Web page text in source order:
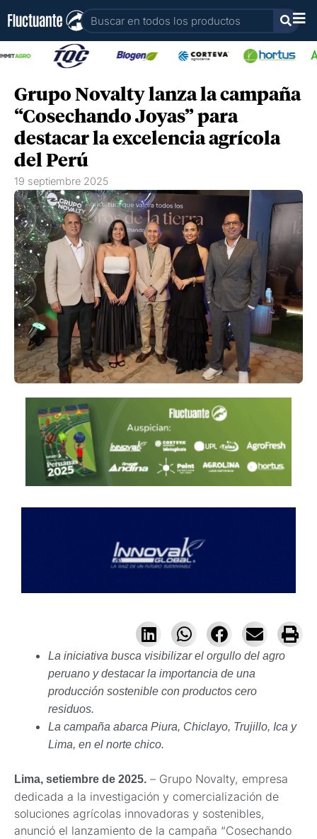
contenido
Buscar
Grupo Novalty lanza la campaña
“Cosechando Joyas” para
destacar la excelencia agrícola
del Perú
19 septiembre 2025
La iniciativa busca visibilizar el orgullo del agro
peruano y destacar la importancia de una
producción sostenible con productos cero
residuos.
La campaña abarca Piura, Chiclayo, Trujillo, Ica y
Lima, en el norte chico.
Lima, setiembre de 2025. – Grupo Novalty, empresa
dedicada a la investigación y comercialización de
soluciones agrícolas innovadoras y sostenibles,
anunció el lanzamiento de la campaña “Cosechando